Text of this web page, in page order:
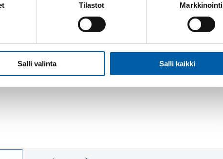
Tilastot Markkinointi
Salli valinta Salli kaikki
vierailemaan osastollamme A 651!